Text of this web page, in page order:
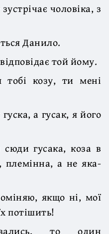
чоловіка, з
Данило.
той йому.
козу, ти мені
а гусак, я його
гусака, коза в
а не яка-
якщо ні, мої
потішить!
то один